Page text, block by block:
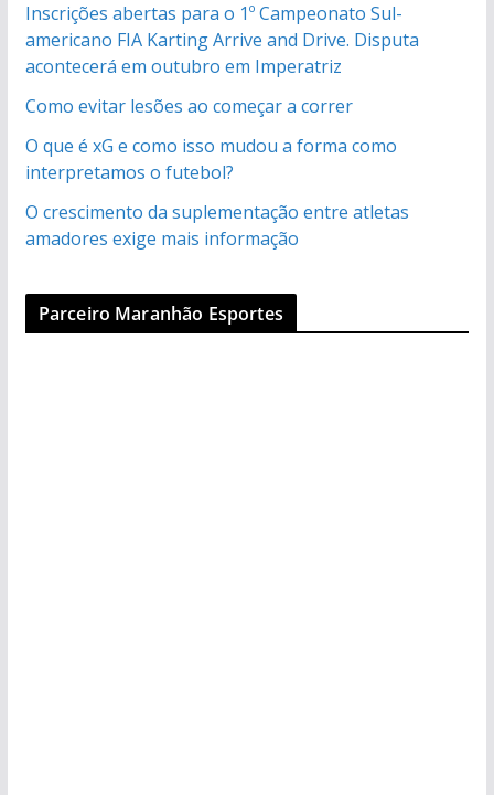
Inscrições abertas para o 1º Campeonato Sul-
americano FIA Karting Arrive and Drive. Disputa
acontecerá em outubro em Imperatriz
Como evitar lesões ao começar a correr
O que é xG e como isso mudou a forma como
interpretamos o futebol?
O crescimento da suplementação entre atletas
amadores exige mais informação
Parceiro Maranhão Esportes